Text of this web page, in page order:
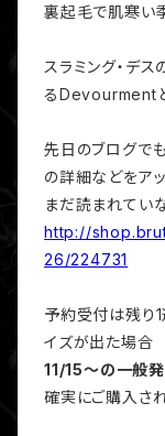
裏起毛で肌寒い
スラミング・デ
るDevourmentと
先日のブログで
の詳細などをア
まだ読まれてい
http://
26/224731
予約受付は残り
イズが出た場合
11/15～の一般
確実にご購入さ